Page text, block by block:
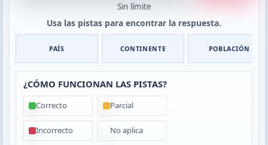
Sin límite
Usa las pistas para encontrar la respuesta.
PAÍS CONTINENTE POBLACIÓN
¿CÓMO FUNCIONAN LAS PISTAS?
Correcto Parcial
Incorrecto No aplica